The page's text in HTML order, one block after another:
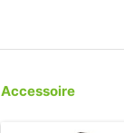
Accessoire